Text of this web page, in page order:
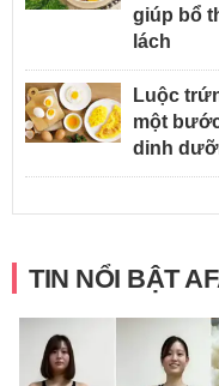
giúp bổ
lách
Luộc
một
dinh
TIN NỔI BẬT